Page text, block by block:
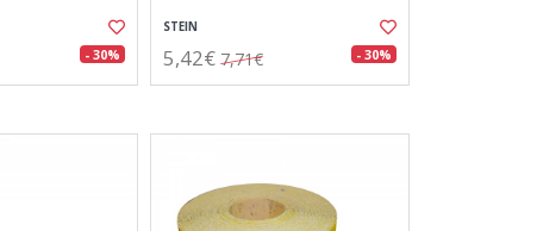
- 30%
STEIN
5,42€ 7,71€ - 30%